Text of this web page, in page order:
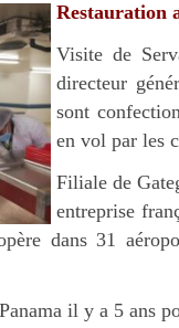
Restauration
Visite de
directeur
sont
en vol par les
Filiale de
entreprise
dans 31
il y a 5 ans